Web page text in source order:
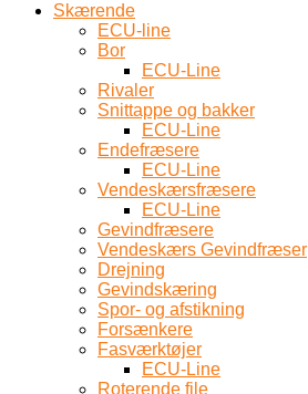
Skærende
ECU-line
Bor
ECU-Line
Rivaler
Snittappe og bakker
ECU-Line
Endefræsere
ECU-Line
Vendeskærsfræsere
ECU-Line
Gevindfræsere
Vendeskærs Gevindfræser
Drejning
Gevindskæring
Spor- og afstikning
Forsænkere
Fasværktøjer
ECU-Line
Roterende file